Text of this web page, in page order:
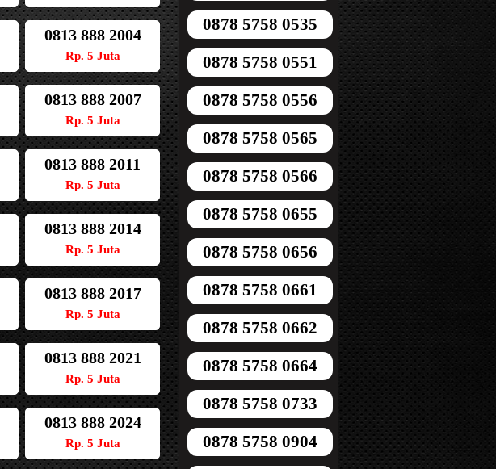
0813 888 2004
Rp. 5 Juta
0813 888 2007
Rp. 5 Juta
0813 888 2011
Rp. 5 Juta
0813 888 2014
Rp. 5 Juta
0813 888 2017
Rp. 5 Juta
0813 888 2021
Rp. 5 Juta
0813 888 2024
Rp. 5 Juta
0878 5758 0535
0878 5758 0551
0878 5758 0556
0878 5758 0565
0878 5758 0566
0878 5758 0655
0878 5758 0656
0878 5758 0661
0878 5758 0662
0878 5758 0664
0878 5758 0733
0878 5758 0904